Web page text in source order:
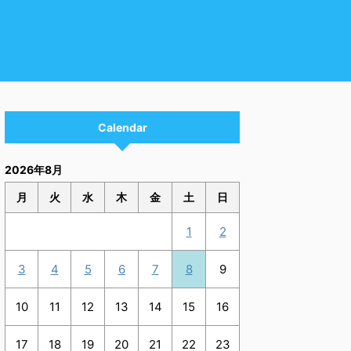
Calendar
2026年8月
月 火 水 木 金 土 日
1 2
3 4 5 6 7 8 9
10 11 12 13 14 15 16
17 18 19 20 21 22 23